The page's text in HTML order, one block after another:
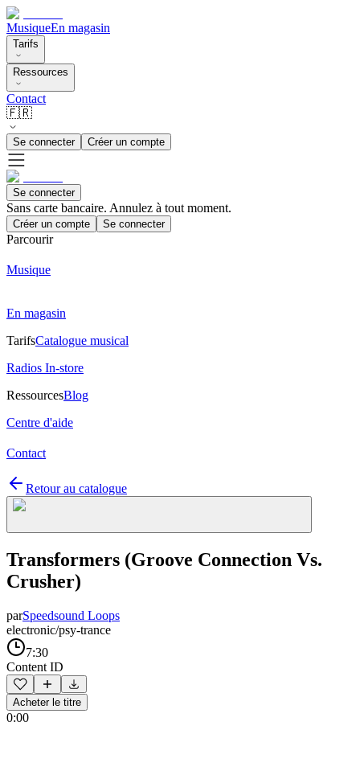
MusiqueEn magasin
Tarifs
Ressources
Contact
🇫🇷
Se connecter Créer un compte
Se connecter
Sans carte bancaire. Annulez à tout moment.
Créer un compte Se connecter
Parcourir
Musique
En magasin
TarifsCatalogue musical
Radios In-store
RessourcesBlog
Centre d'aide
Contact
Retour au catalogue
Transformers (Groove Connection Vs.
Crusher)
parSpeedsound Loops
electronic/psy-trance
7:30
Content ID
Acheter le titre
0:00